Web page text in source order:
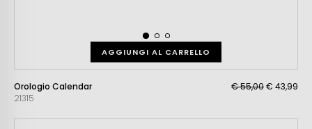
AGGIUNGI AL CARRELLO
Orologio Calendar
21315
€ 55,00€ 43,99